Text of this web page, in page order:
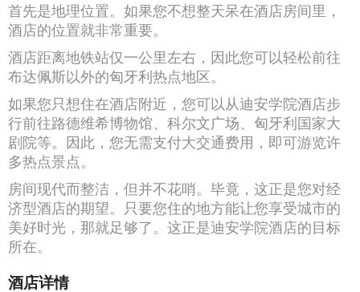
首先是地理位置。如果您不想整天呆在酒店房间里，
酒店的位置就非常重要。
酒店距离地铁站仅一公里左右，因此您可以轻松前往
布达佩斯以外的匈牙利热点地区。
如果您只想住在酒店附近，您可以从迪安学院酒店步
行前往路德维希博物馆、科尔文广场、匈牙利国家大
剧院等。因此，您无需支付大交通费用，即可游览许
多热点景点。
房间现代而整洁，但并不花哨。毕竟，这正是您对经
济型酒店的期望。只要您住的地方能让您享受城市的
美好时光，那就足够了。这正是迪安学院酒店的目标
所在。
酒店详情